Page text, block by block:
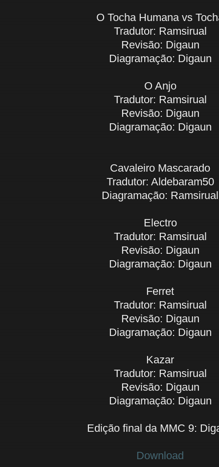
O Tocha Humana vs
Tradutor: Ramsirual
Revisão: Digaun
Diagramação: Digaun
O Anjo
Tradutor: Ramsirual
Revisão: Digaun
Diagramação: Digaun
Cavaleiro Mascarado
Tradutor: Aldebaram50
Diagramação: Ramsirual
Electro
Tradutor: Ramsirual
Revisão: Digaun
Diagramação: Digaun
Ferret
Tradutor: Ramsirual
Revisão: Digaun
Diagramação: Digaun
Kazar
Tradutor: Ramsirual
Revisão: Digaun
Diagramação: Digaun
Edição final da MMC 9:
Download